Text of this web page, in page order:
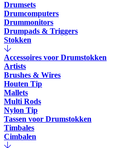
Drumsets
Drumcomputers
Drummonitors
Drumpads & Triggers
Stokken
Accessoires voor Drumstokken
Artists
Brushes & Wires
Houten Tip
Mallets
Multi Rods
Nylon Tip
Tassen voor Drumstokken
Timbales
Cimbalen